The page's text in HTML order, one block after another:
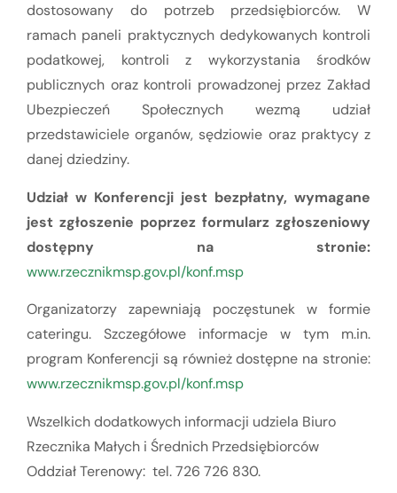
dostosowany do potrzeb przedsiębiorców. W
ramach paneli praktycznych dedykowanych kontroli
podatkowej, kontroli z wykorzystania środków
publicznych oraz kontroli prowadzonej przez Zakład
Ubezpieczeń Społecznych wezmą udział
przedstawiciele organów, sędziowie oraz praktycy z
danej dziedziny.
Udział w Konferencji jest bezpłatny, wymagane
jest zgłoszenie poprzez formularz zgłoszeniowy
dostępny na stronie:
www.rzecznikmsp.gov.pl/konf.msp
Organizatorzy zapewniają poczęstunek w formie
cateringu. Szczegółowe informacje w tym m.in.
program Konferencji są również dostępne na stronie:
www.rzecznikmsp.gov.pl/konf.msp
Wszelkich dodatkowych informacji udziela Biuro
Rzecznika Małych i Średnich Przedsiębiorców
Oddział Terenowy: tel. 726 726 830.